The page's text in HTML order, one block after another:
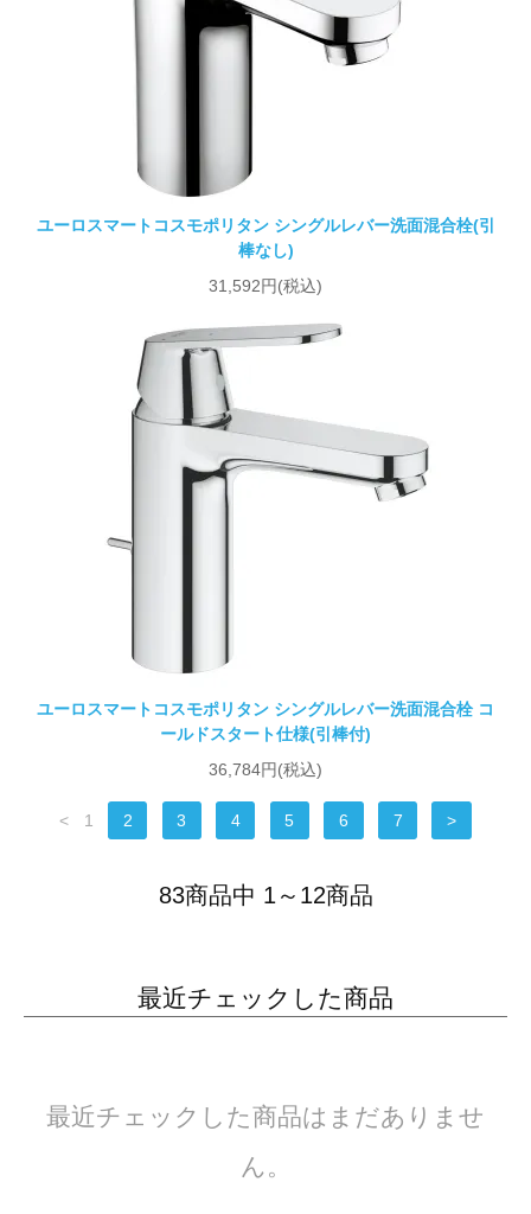
ユーロスマートコスモポリタン シングルレバー洗面混合栓(引
棒なし)
31,592円(税込)
ユーロスマートコスモポリタン シングルレバー洗面混合栓 コ
ールドスタート仕様(引棒付)
36,784円(税込)
< 1 2 3 4 5 6 7 >
83商品中 1～12商品
最近チェックした商品
最近チェックした商品はまだありませ
ん。